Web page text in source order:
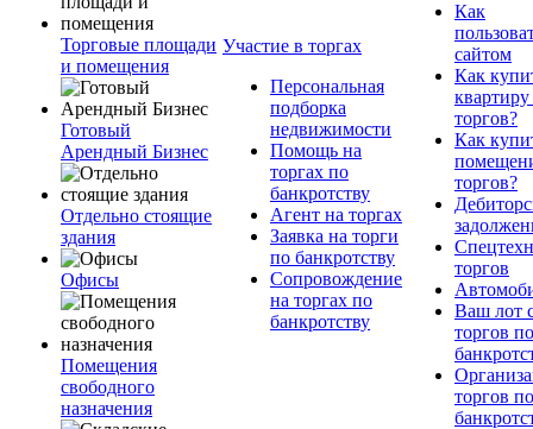
Торговые площади
и помещения
Готовый
Арендный Бизнес
Отдельно стоящие
здания
Офисы
Помещения
свободного
назначения
Участие в торгах
Персональная
подборка
недвижимости
Помощь на
торгах по
банкротству
Агент на торгах
Заявка на торги
по банкротству
Сопровождение
на торгах по
банкротству
Как
сайтом
Как
квартиру
торгов?
Как
торгов?
торгов
Ваш лот
торгов по
торгов по